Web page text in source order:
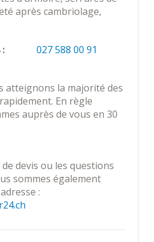
après cambriolage,
027 588 00 91
atteignons la majorité des
En règle
auprès de vous en 30
devis ou les questions
sommes également
: